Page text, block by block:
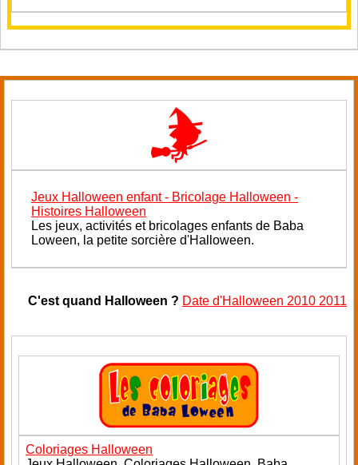
Jeux Halloween enfant - Bricolage Halloween -
Histoires Halloween
Les jeux, activités et bricolages enfants de Baba
Loween, la petite sorcière d'Halloween.
C'est quand Halloween ? Date d'Halloween 2010 2011
Coloriages Halloween